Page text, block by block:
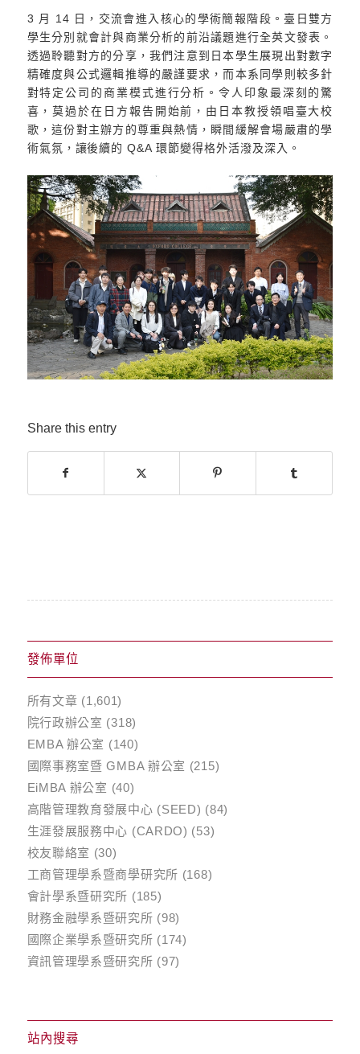
3 月 14 日，交流會進入核心的學術簡報階段。臺日雙方
學生分別就會計與商業分析的前沿議題進行全英文發表。
透過聆聽對方的分享，我們注意到日本學生展現出對數字
精確度與公式邏輯推導的嚴謹要求，而本系同學則較多針
對特定公司的商業模式進行分析。令人印象最深刻的驚
喜，莫過於在日方報告開始前，由日本教授領唱臺大校
歌，這份對主辦方的尊重與熱情，瞬間緩解會場嚴肅的學
術氣氛，讓後續的 Q&A 環節變得格外活潑及深入。
Share this entry
發佈單位
所有文章 (1,601)
院行政辦公室 (318)
EMBA 辦公室 (140)
國際事務室暨 GMBA 辦公室 (215)
EiMBA 辦公室 (40)
高階管理教育發展中心 (SEED) (84)
生涯發展服務中心 (CARDO) (53)
校友聯絡室 (30)
工商管理學系暨商學研究所 (168)
會計學系暨研究所 (185)
財務金融學系暨研究所 (98)
國際企業學系暨研究所 (174)
資訊管理學系暨研究所 (97)
站內搜尋